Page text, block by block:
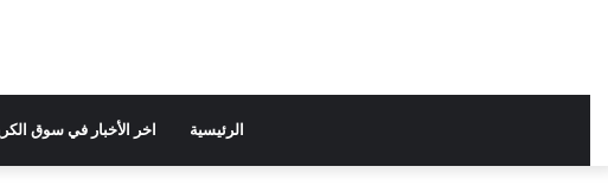
الرئيسية اخر الأخبار في سوق